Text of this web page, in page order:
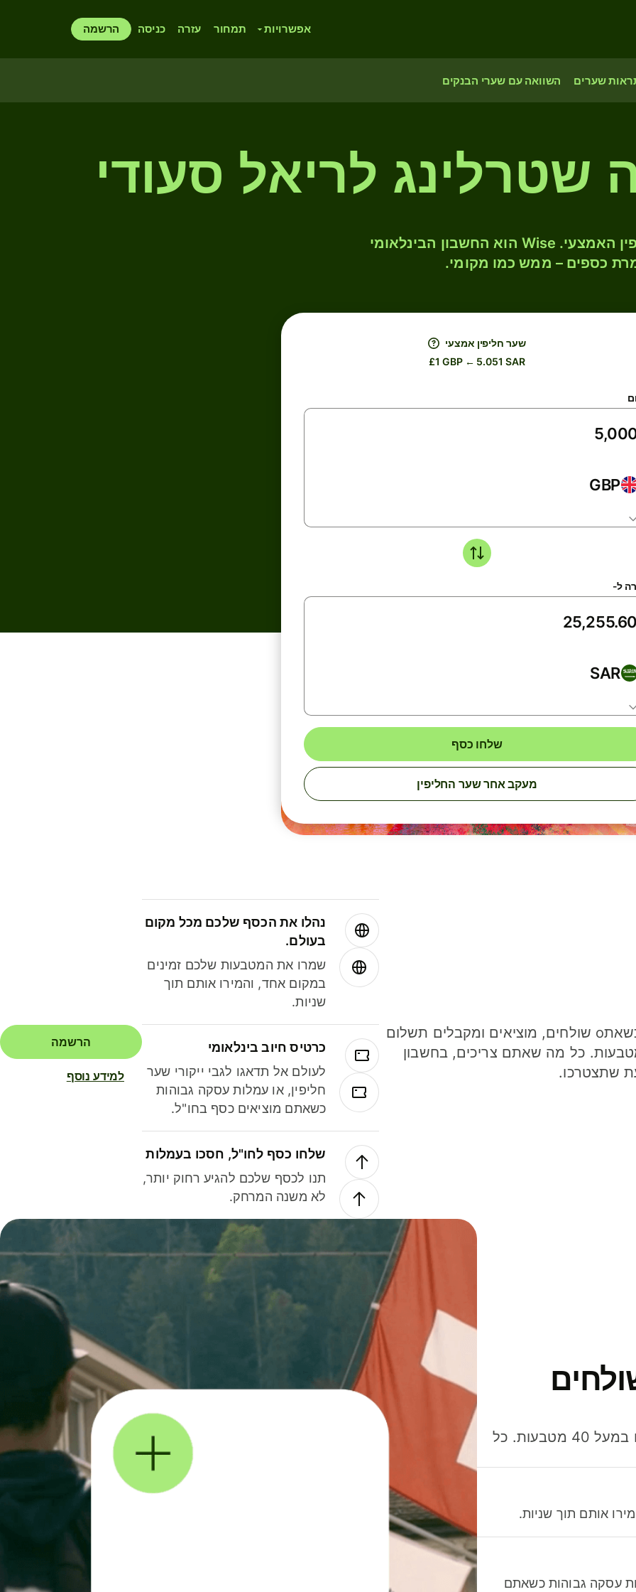
אפשרויות תמחור עזרה כניסה הרשמה
שערים השוואה עם שערי הבנקים
המירו GBP ל- SAR לפי שער החליפין האמצעי. Wise הוא החשבון הבינלאומי
כספים – ממש כמו מקומי.
שער חליפין אמצעי
£1 GBP ← 5.051 SAR
GBP
ל-
SAR
שלחו כסף
מעקב אחר שער החליפין
חסכו כסף כשאתo שולחים, מוציאים ומקבלים תשלום
40 מטבעות. כל מה שאתם צריכים, בחשבון
שתצטרכו.
נהלו את הכסף שלכם מכל מקום
בעולם.
שמרו את המטבעות שלכם זמינים
במקום אחד, והמירו אותם תוך
שניות.
כרטיס חיוב בינלאומי
לעולם אל תדאגו לגבי ייקורי שער
חליפין, או עמלות עסקה גבוהות
כשאתם מוציאים כסף בחו"ל.
שלחו כסף לחו"ל, חסכו בעמלות
תנו לכסף שלכם להגיע רחוק יותר,
לא משנה המרחק.
הרשמה
למידע נוסף
חסכו כסף כשאתo שולחים, מוציאים ומקבלים תשלום במעל 40 מטבעות. כל
אותם תוך שניות.
עסקה גבוהות כשאתם